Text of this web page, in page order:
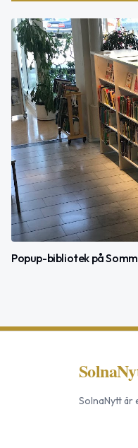
Popup-bibliotek på
SolnaNyttär